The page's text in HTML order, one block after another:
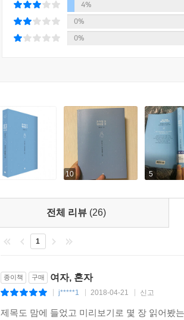
4%
0%
0%
10 5
전체 리뷰 (26)
1
종이책 구매 여자, 혼자
j*****1 2018-04-21 신고
제목도 맘에 들었고 미리보기로 몇 장 읽어봤